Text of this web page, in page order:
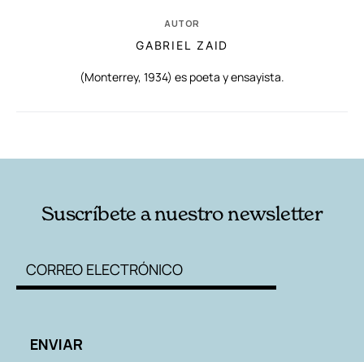
AUTOR
GABRIEL ZAID
(Monterrey, 1934) es poeta y ensayista.
Suscríbete a nuestro newsletter